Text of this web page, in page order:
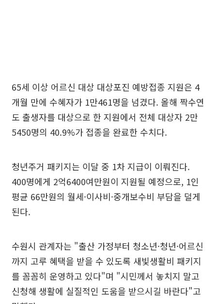
65세 이상 어르신 대상 대상포진 예방접종 지원은 4
개월 만에 수혜자가 1만461명을 넘겼다. 올해 짝수연
도 출생자를 대상으로 한 지원에서 전체 대상자 2만
5450명의 40.9%가 접종을 완료한 수치다.
청년주거 패키지는 이달 중 1차 지급이 이뤄진다.
400명에게 2억6400여만원이 지원될 예정으로, 1인
평균 66만원의 월세·이사비·중개보수비 부담을 덜게
된다.
수원시 관계자는 "출산 가정부터 청소년·청년·어르신
까지 고루 혜택을 받을 수 있도록 새빛생활비 패키지
를 꼼꼼히 운영하고 있다"며 "시민께서 놓치지 말고
신청해 생활에 실질적인 도움을 받으시길 바란다"고